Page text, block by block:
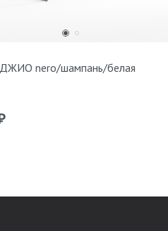
nero/шампань/белая